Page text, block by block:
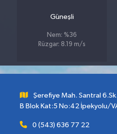
Güneşli
Nem: %36
Rüzgar: 8.19 m/s
Şerefiye Mah. Santral
B Blok Kat:5 No:42 İpekyolu/
0 (543) 636 77 22